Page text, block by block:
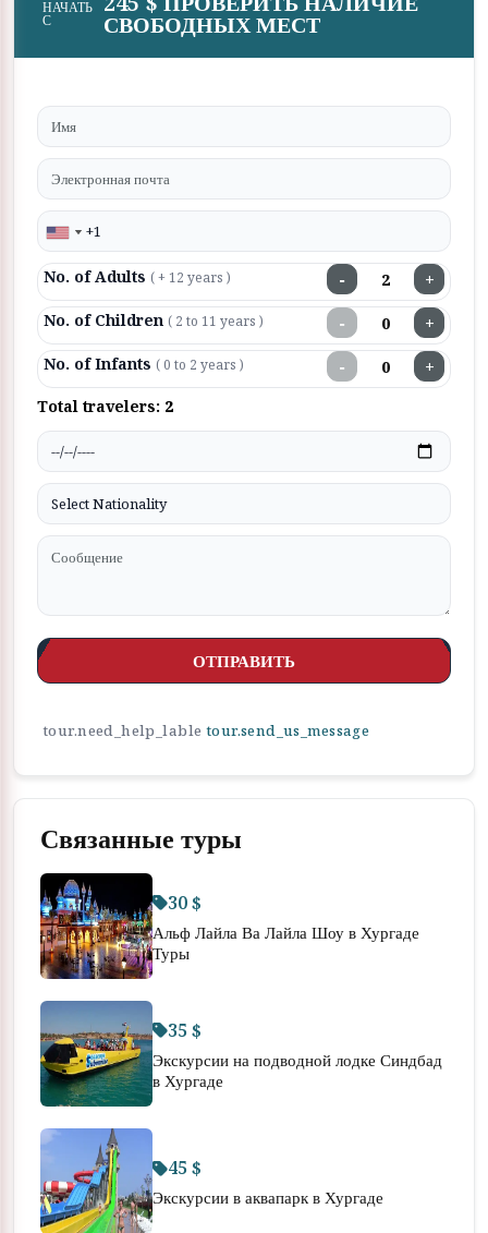
НАЧАТЬ
С СВОБОДНЫХ МЕСТ
No. of Adults ( + 12 years ) − +
No. of Children ( 2 to 11 years ) − +
No. of Infants ( 0 to 2 years ) − +
Total travelers: 2
ОТПРАВИТЬ
tour.need_help_lable tour.send_us_message
Связанные туры
30 $
Альф Лайла Ва Лайла Шоу в Хургаде
Туры
35 $
Экскурсии на подводной лодке Синдбад
в Хургаде
45 $
Экскурсии в аквапарк в Хургаде